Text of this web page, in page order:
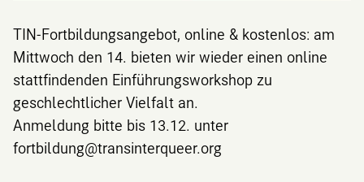
TIN-Fortbildungsangebot, online & kostenlos: am
Mittwoch den 14. bieten wir wieder einen online
stattfindenden Einführungsworkshop zu
geschlechtlicher Vielfalt an.
Anmeldung bitte bis 13.12. unter
fortbildung@transinterqueer.org